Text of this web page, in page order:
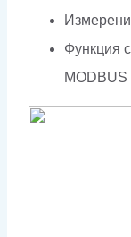
Функция
MODBUS